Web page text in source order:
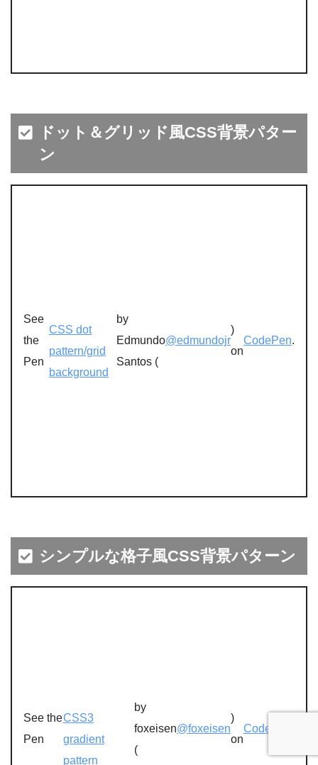
ドット＆グリッド風CSS背景パター
ン
See
the
Pen
CSS dot
pattern/grid
background
by
Edmundo
Santos (
@edmundojr
)
on
CodePen.
シンプルな格子風CSS背景パターン
See the
Pen
CSS3
gradient
pattern
by
foxeisen
(
@foxeisen
)
on
CodePen